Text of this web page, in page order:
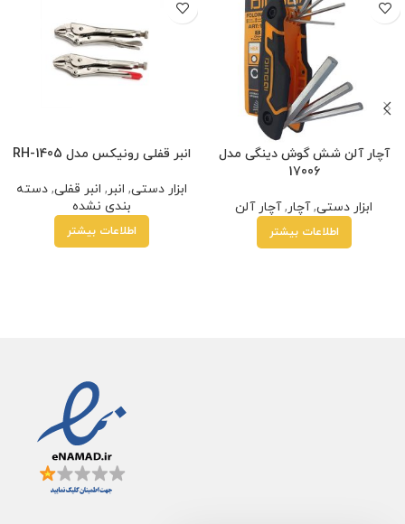
آچار آلن شش گوش دینگی مدل
17006
ابزار دستی,آچار,آچار آلن
اطلاعات بیشتر
انبر قفلی رونیکس مدل RH-1405
ابزار دستی, انبر, انبر قفلی,دسته
بندی نشده
اطلاعات بیشتر